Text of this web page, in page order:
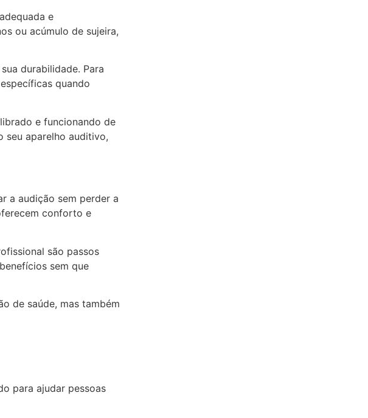
e
ou acúmulo de sujeira,
durabilidade. Para
quando
e funcionando de
seu aparelho auditivo,
a audição sem perder a
conforto e
são passos
sem que
de saúde, mas também
para ajudar pessoas